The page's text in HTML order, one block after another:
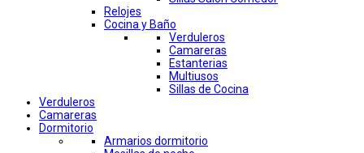
Relojes
Cocina y Baño
Verduleros
Camareras
Estanterias
Multiusos
Sillas de Cocina
Verduleros
Camareras
Dormitorio
Armarios dormitorio